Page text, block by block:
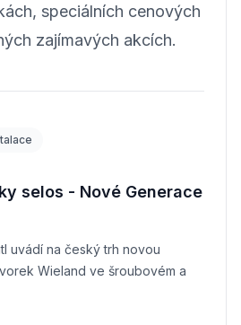
speciálních cenových
zajímavých akcích.
selos - Nové Generace
uvádí na český trh novou
Wieland ve šroubovém a